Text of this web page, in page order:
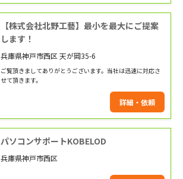
【株式会社北野工藝】最小を最大にご提案
します！
兵庫県神戸市西区 天が岡35-6
ご覧頂きましてありがとうございます。当社は迅速に対応さ
せて頂きます。
詳細・依頼
パソコンサポートKOBELOD
兵庫県神戸市西区